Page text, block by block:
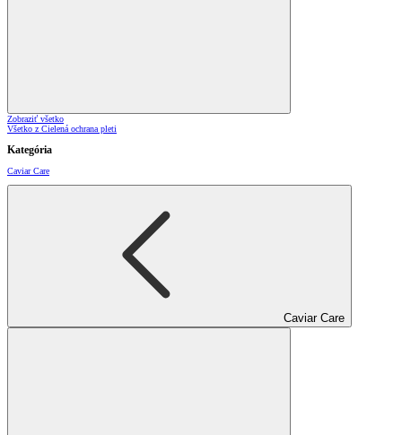
Zobraziť všetko
Všetko z Cielená ochrana pleti
Kategória
Caviar Care
Caviar Care